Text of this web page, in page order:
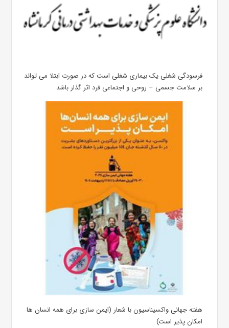
فرسودگی شغلی یک بیماری شغلی است که در صورت ابتلا می تواند
بر سلامت جسمی – روحی و اجتماعی فرد اثر گذار باشد
هفته جهانی واکسیناسیون با شعار (ایمن سازی برای همه انسان ها
امکان پذیر است)